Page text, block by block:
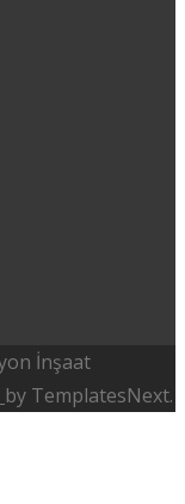
İnşaat
by TemplatesNext.